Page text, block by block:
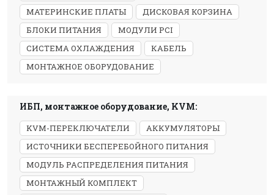
МАТЕРИНСКИЕ ПЛАТЫ
ДИСКОВАЯ КОРЗИНА
БЛОКИ ПИТАНИЯ
МОДУЛИ PCI
СИСТЕМА ОХЛАЖДЕНИЯ
КАБЕЛЬ
МОНТАЖНОЕ ОБОРУДОВАНИЕ
ИБП, монтажное оборудование, KVM:
KVM-ПЕРЕКЛЮЧАТЕЛИ
АККУМУЛЯТОРЫ
ИСТОЧНИКИ БЕСПЕРЕБОЙНОГО ПИТАНИЯ
МОДУЛЬ РАСПРЕДЕЛЕНИЯ ПИТАНИЯ
МОНТАЖНЫЙ КОМПЛЕКТ